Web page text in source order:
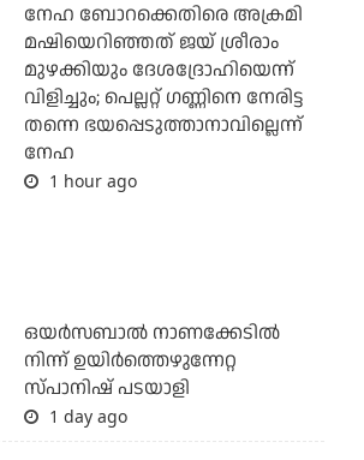
നേഹ ബോറക്കെതിരെ അക്രമി
മഷിയെറിഞ്ഞത് ജയ് ശ്രീരാം
മുഴക്കിയും ദേശദ്രോഹിയെന്ന്
വിളിച്ചും; പെല്ലറ്റ് ഗണ്ണിനെ നേരിട്ട
തന്നെ ഭയപ്പെടുത്താനാവില്ലെന്ന്
നേഹ
1 hour ago
ഒയര്‍സബാൽ നാണക്കേടിൽ
നിന്ന് ഉയിർത്തെഴുന്നേറ്റ
സ്പാനിഷ് പടയാളി
1 day ago